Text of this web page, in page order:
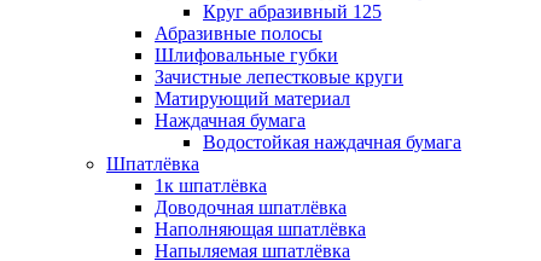
Круг абразивный 125
Абразивные полосы
Шлифовальные губки
Зачистные лепестковые круги
Матирующий материал
Наждачная бумага
Водостойкая наждачная бумага
Шпатлёвка
1к шпатлёвка
Доводочная шпатлёвка
Наполняющая шпатлёвка
Напыляемая шпатлёвка